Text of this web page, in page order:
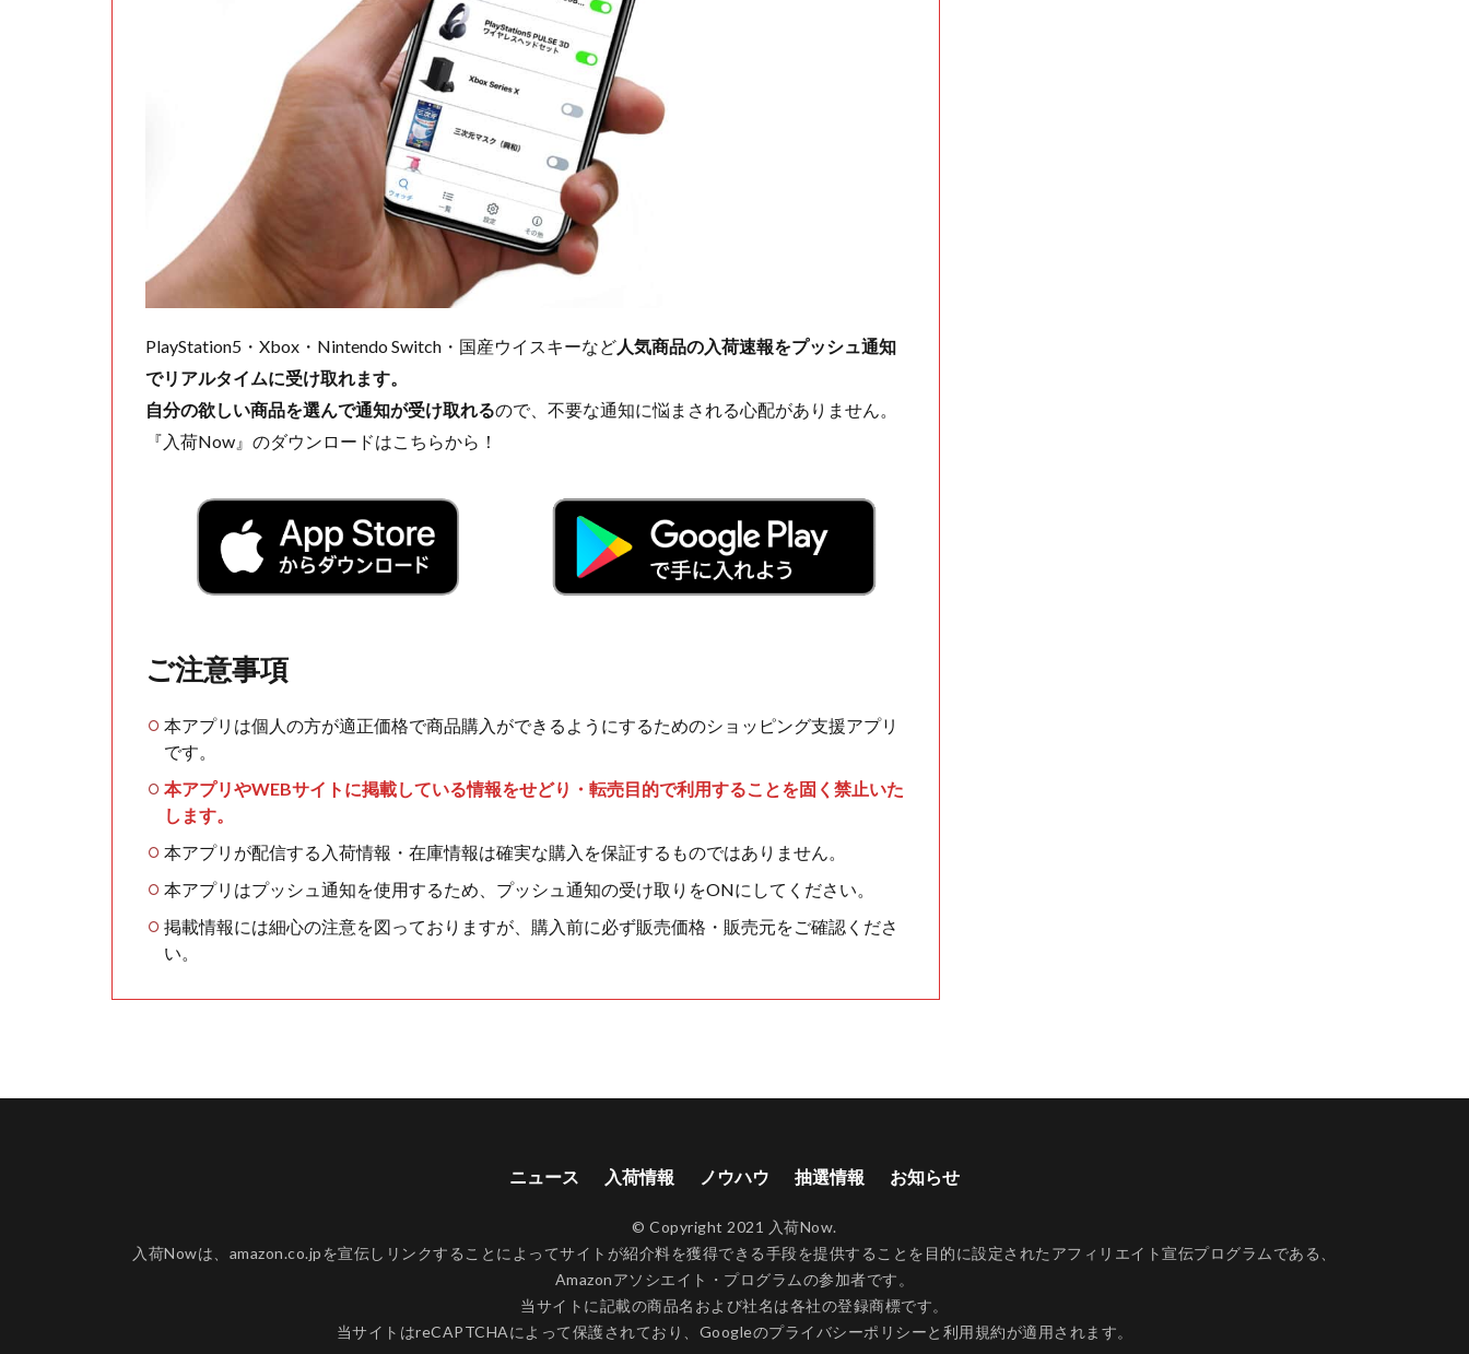
PlayStation5・Xbox・Nintendo Switch・国産ウイスキーなど人気商品の入荷速報をプッシュ通知
でリアルタイムに受け取れます。
自分の欲しい商品を選んで通知が受け取れるので、不要な通知に悩まされる心配がありません。
『入荷Now』のダウンロードはこちらから！
ご注意事項
本アプリは個人の方が適正価格で商品購入ができるようにするためのショッピング支援アプリ
です。
本アプリやWEBサイトに掲載している情報をせどり・転売目的で利用することを固く禁止いた
します。
本アプリが配信する入荷情報・在庫情報は確実な購入を保証するものではありません。
本アプリはプッシュ通知を使用するため、プッシュ通知の受け取りをONにしてください。
掲載情報には細心の注意を図っておりますが、購入前に必ず販売価格・販売元をご確認くださ
い。
ニュース 入荷情報 ノウハウ 抽選情報 お知らせ
© Copyright 2021 入荷Now.
入荷Nowは、amazon.co.jpを宣伝しリンクすることによってサイトが紹介料を獲得できる手段を提供することを目的に設定されたアフィリエイト宣伝プログラムである、
Amazonアソシエイト・プログラムの参加者です。
当サイトに記載の商品名および社名は各社の登録商標です。
当サイトはreCAPTCHAによって保護されており、Googleのプライバシーポリシーと 利用規約が適用されます。